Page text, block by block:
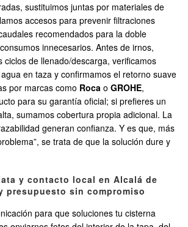
sustituimos juntas por materiales de
accesos para prevenir filtraciones
recomendados para la doble
innecesarios. Antes de irnos,
ciclos de llenado/descarga, verificamos
en taza y confirmamos el retorno suave
por marcas como Roca o GROHE,
para su garantía oficial; si prefieres un
sumamos cobertura propia adicional. La
generan confianza. Y es que, más
se trata de que la solución dure y
y contacto local en Alcalá de
presupuesto sin compromiso
para que soluciones tu cisterna